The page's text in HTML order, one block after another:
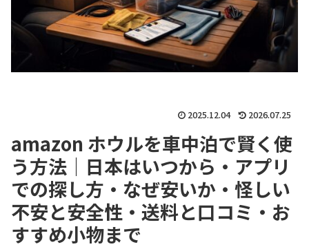
2025.12.04 2026.07.25
amazon ホウルを車中泊で賢く使
う方法｜日本はいつから・アプリ
での探し方・なぜ安いか・怪しい
不安と安全性・送料と口コミ・お
すすめ小物まで